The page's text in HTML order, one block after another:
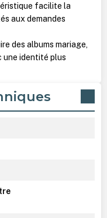
facilite la
aux demandes
des albums mariage,
une identité plus